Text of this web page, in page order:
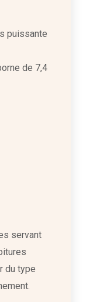
puissante
de 7,4
servant
du type